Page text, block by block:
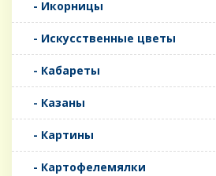
- Икорницы
- Искусственные цветы
- Кабареты
- Казаны
- Картины
- Картофелемялки